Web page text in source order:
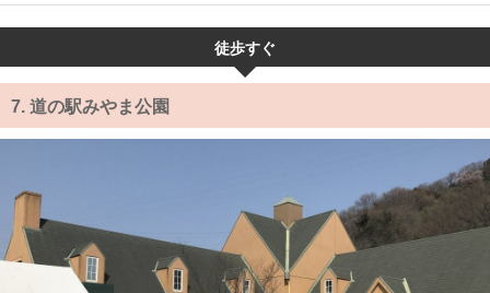
徒歩すぐ
7. 道の駅みやま公園